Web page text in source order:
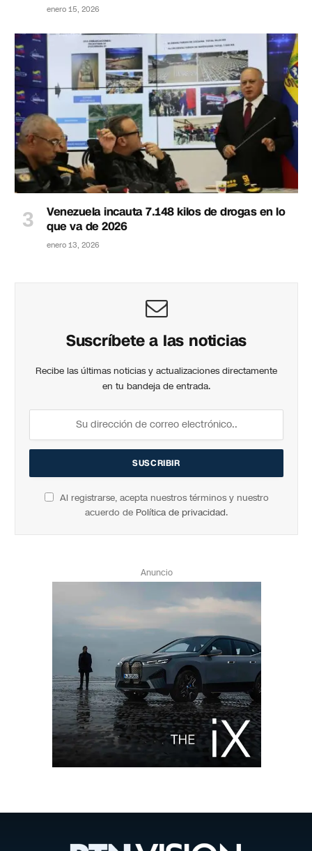
enero 15, 2026
Venezuela incauta 7.148 kilos de drogas en lo
que va de 2026
enero 13, 2026
Suscríbete a las noticias
Recibe las últimas noticias y actualizaciones directamente
en tu bandeja de entrada.
Al registrarse, acepta nuestros términos y nuestro
acuerdo de Política de privacidad.
Anuncio